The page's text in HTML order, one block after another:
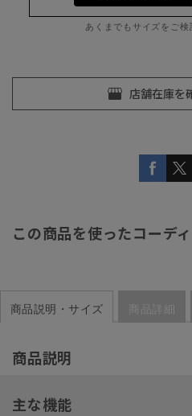
あくまでもサイズをご検
この商品を使ったコーデ
商品説明・サイズ 商品詳細
商品説明
主な機能